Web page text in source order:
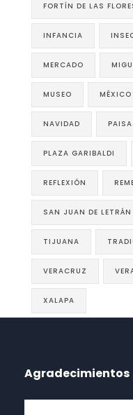
FORTÍN DE LAS
INFANCIA
MERCADO
MUSEO MÉXICO
NAVIDAD
PLAZA GARIBALDI
REFLEXIÓN
SAN JUAN DE LETRÁN
TIJUANA
VERACRUZ
XALAPA
Agradecimientos